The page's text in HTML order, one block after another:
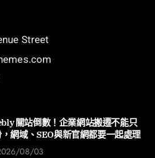
Street
關站倒數！企業網站搬遷不能只
網域、SEO與新官網都要一起處理
08/03